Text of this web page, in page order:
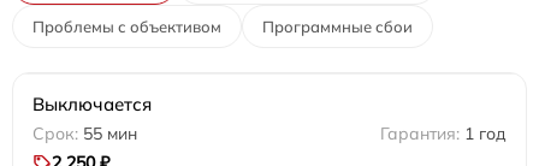
Проблемы с объективом Программные сбои
Выключается
55 мин
1 год